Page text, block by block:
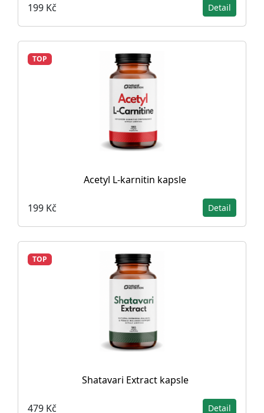
199 Kč Detail
TOP
Acetyl L-karnitin kapsle
199 Kč Detail
TOP
Shatavari Extract kapsle
479 Kč Detail